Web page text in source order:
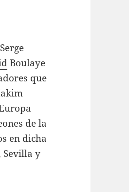
Boulaye
que
de la
en dicha
Sevilla y